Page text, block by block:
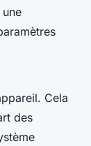
Cela
des